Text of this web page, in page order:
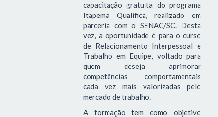
capacitação gratuita do programa
Itapema Qualifica, realizado em
parceria com o SENAC/SC. Desta
vez, a oportunidade é para o curso
de Relacionamento Interpessoal e
Trabalho em Equipe, voltado para
quem deseja aprimorar
competências comportamentais
cada vez mais valorizadas pelo
mercado de trabalho.
A formação tem como objetivo